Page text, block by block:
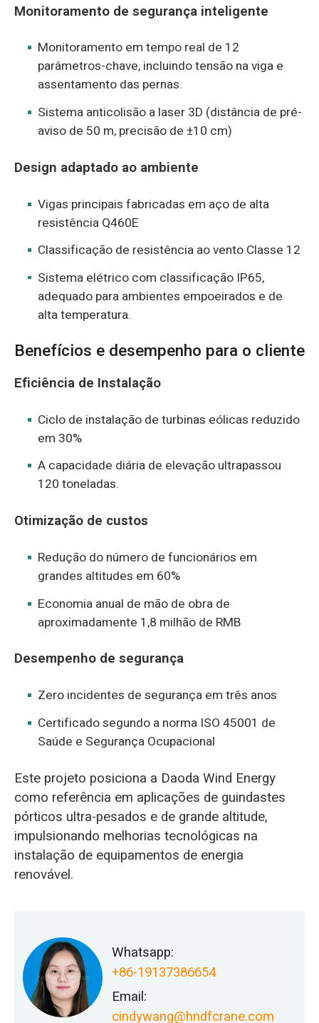
Monitoramento de segurança inteligente
Monitoramento em tempo real de 12
parâmetros-chave, incluindo tensão na viga e
assentamento das pernas.
Sistema anticolisão a laser 3D (distância de pré-
aviso de 50 m, precisão de ±10 cm)
Design adaptado ao ambiente
Vigas principais fabricadas em aço de alta
resistência Q460E
Classificação de resistência ao vento Classe 12
Sistema elétrico com classificação IP65,
adequado para ambientes empoeirados e de
alta temperatura.
Benefícios e desempenho para o cliente
Eficiência de Instalação
Ciclo de instalação de turbinas eólicas reduzido
em 30%
A capacidade diária de elevação ultrapassou
120 toneladas.
Otimização de custos
Redução do número de funcionários em
grandes altitudes em 60%
Economia anual de mão de obra de
aproximadamente 1,8 milhão de RMB
Desempenho de segurança
Zero incidentes de segurança em três anos
Certificado segundo a norma ISO 45001 de
Saúde e Segurança Ocupacional
Este projeto posiciona a Daoda Wind Energy
como referência em aplicações de guindastes
pórticos ultra-pesados e de grande altitude,
impulsionando melhorias tecnológicas na
instalação de equipamentos de energia
renovável.
Whatsapp:
+86-19137386654
Email:
cindywang@hndfcrane.com